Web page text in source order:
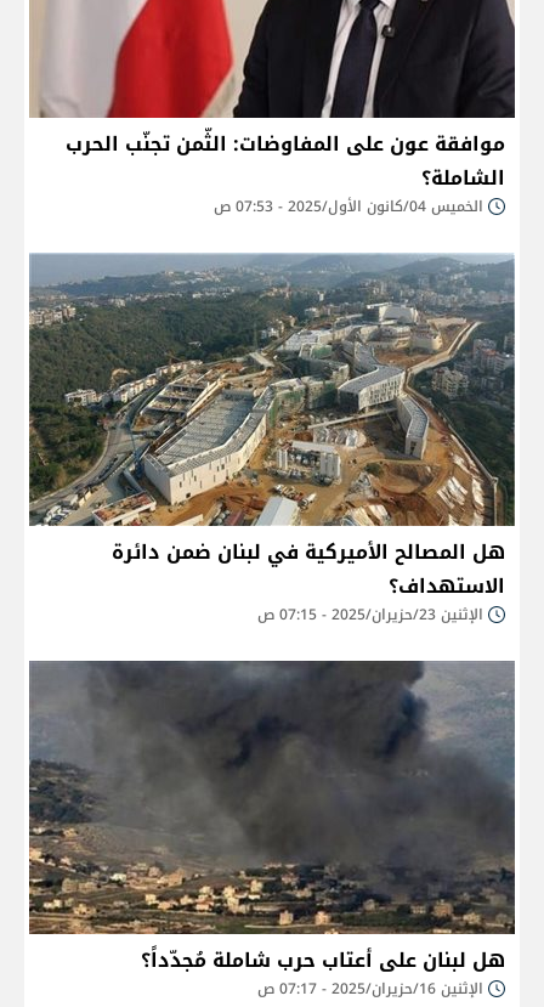
موافقة عون على المفاوضات: الثّمن تجنّب الحرب
الشاملة؟
الخميس 04/كانون الأول/2025 - 07:53 ص
هل المصالح الأميركية في لبنان ضمن دائرة
الاستهداف؟
الإثنين 23/حزيران/2025 - 07:15 ص
هل لبنان على أعتاب حرب شاملة مُجدّداً؟
الإثنين 16/حزيران/2025 - 07:17 ص